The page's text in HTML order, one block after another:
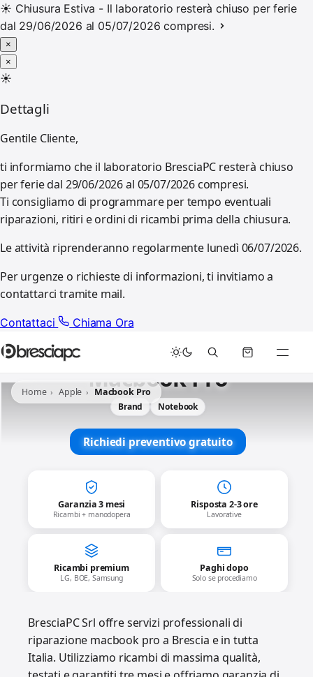
☀️ Chiusura Estiva - Il laboratorio resterà chiuso per ferie
dal 29/06/2026 al 05/07/2026 compresi.
×
×
☀️
Dettagli
Gentile Cliente,
ti informiamo che il laboratorio BresciaPC resterà chiuso
per ferie dal 29/06/2026 al 05/07/2026 compresi.
Ti consigliamo di programmare per tempo eventuali
riparazioni, ritiri e ordini di ricambi prima della chiusura.
Le attività riprenderanno regolarmente lunedì 06/07/2026.
Per urgenze o richieste di informazioni, ti invitiamo a
contattarci tramite mail.
Contattaci Chiama Ora
Home Apple Macbook Pro
Macbook Pro
Brand Notebook
Richiedi preventivo gratuito
Garanzia 3 mesi
Ricambi + manodopera
Risposta 2-3 ore
Lavorative
Ricambi premium
LG, BOE, Samsung
Paghi dopo
Solo se procediamo
BresciaPC Srl offre servizi professionali di
riparazione macbook pro a Brescia e in tutta
Italia. Utilizziamo ricambi di massima qualità,